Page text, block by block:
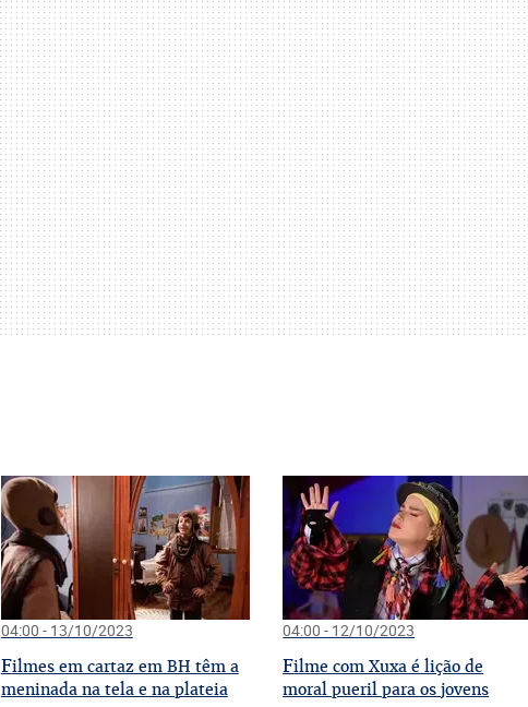
04:00 - 13/10/2023
Filmes em cartaz em BH têm a
meninada na tela e na plateia
04:00 - 12/10/2023
Filme com Xuxa é lição de
moral pueril para os jovens